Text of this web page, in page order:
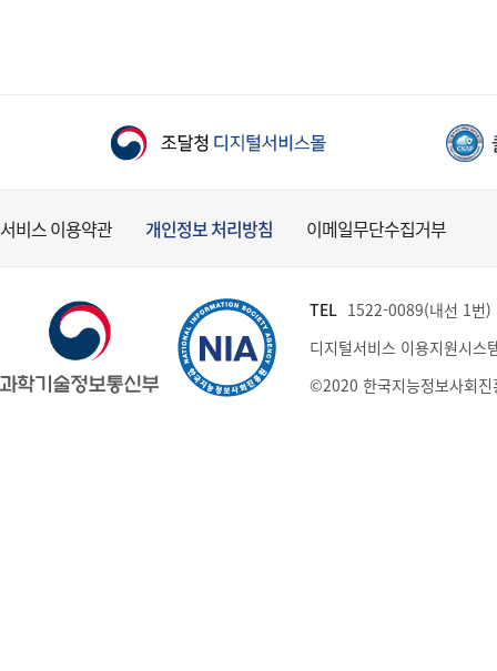
서비스 이용약관 개인정보 처리방침 이메일무단수집거부
TEL 1522-0089(내선 1번
디지털서비스 이용지원시스
©2020 한국지능정보사회진